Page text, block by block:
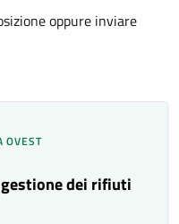
oppure inviare
OVEST
dei rifiuti